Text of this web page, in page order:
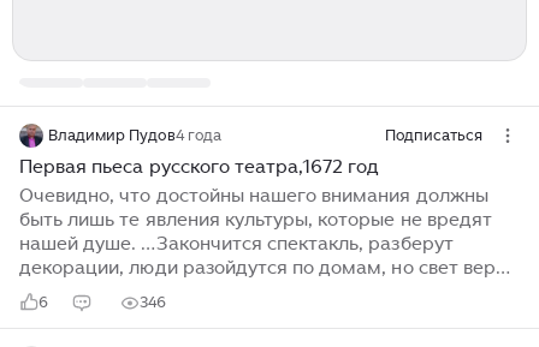
Владимир Пудов4 года Подписаться
Первая пьеса русского театра,1672 год
Очевидно, что достойны нашего внимания должны
быть лишь те явления культуры, которые не вредят
нашей душе. …Закончится спектакль, разберут
декорации, люди разойдутся по домам, но свет веры
и добра, заложенные автором в пьесу, останется с
зрителями. К числу таких произведений по
6 346